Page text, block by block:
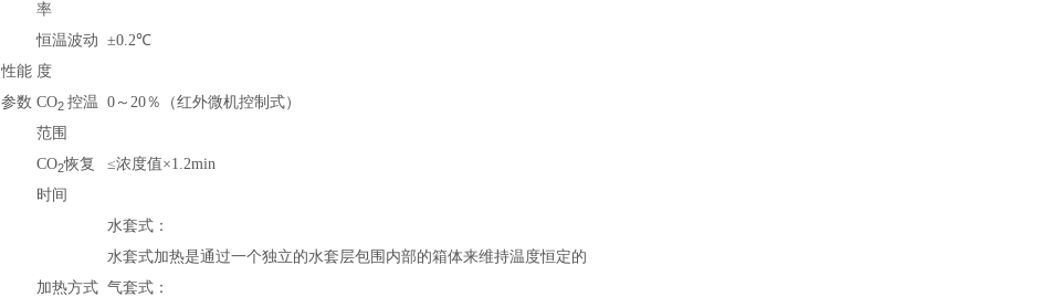
性能
参数
率
恒温波动
度
±0.2℃
CO2 控温
范围
0～20％（红外微机控制式）
CO2恢复
时间
≤浓度值×1.2min
加热方式
水套式：
水套式加热是通过一个独立的水套层包围内部的箱体来维持温度恒定的
气套式：